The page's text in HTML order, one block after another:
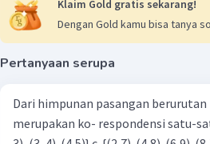
Klaim Gold gratis sekarang!
Dengan Gold kamu bisa tanya
Pertanyaan serupa
Dari himpunan pasangan
merupakan ko- respondensi satu-satu? a. {(1, 1), (2, 2), (3, 3), (4,4)} b. {(1, 2), (2,